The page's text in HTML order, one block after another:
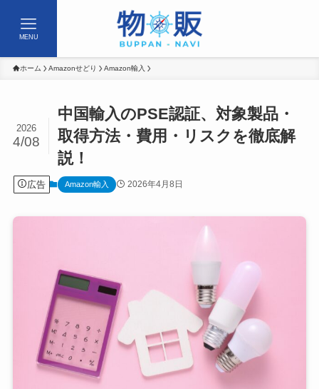
MENU
ホーム Amazonせどり Amazon輸入
中国輸入のPSE認証、対象製品・
取得方法・費用・リスクを徹底解
説！
2026
4/08
広告 Amazon輸入 2026年4月8日